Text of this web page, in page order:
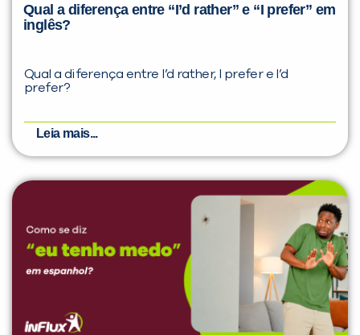
Qual a diferença entre “I’d rather” e “I prefer” em
inglês?
Qual a diferença entre I’d rather, I prefer e I’d
prefer?
Leia mais...